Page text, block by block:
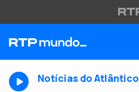
Notícias do Atlântico